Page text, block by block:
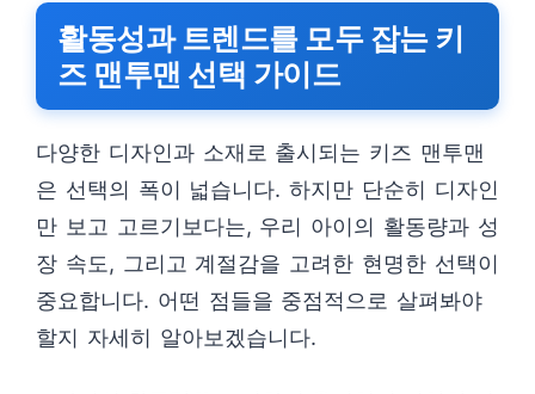
활동성과 트렌드를 모두 잡는 키
즈 맨투맨 선택 가이드
다양한 디자인과 소재로 출시되는 키즈 맨투맨
은 선택의 폭이 넓습니다. 하지만 단순히 디자인
만 보고 고르기보다는, 우리 아이의 활동량과 성
장 속도, 그리고 계절감을 고려한 현명한 선택이
중요합니다. 어떤 점들을 중점적으로 살펴봐야
할지 자세히 알아보겠습니다.